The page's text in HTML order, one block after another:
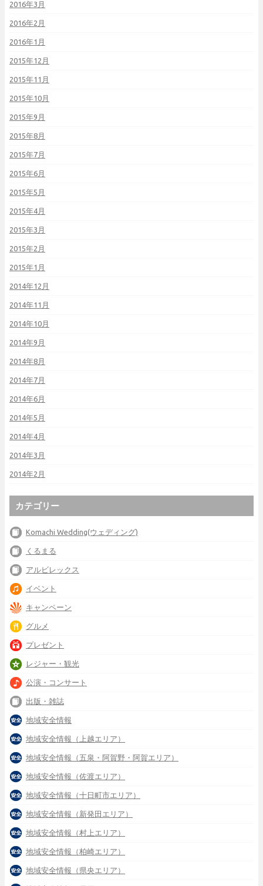
2016年3月
2016年2月
2016年1月
2015年12月
2015年11月
2015年10月
2015年9月
2015年8月
2015年7月
2015年6月
2015年5月
2015年4月
2015年3月
2015年2月
2015年1月
2014年12月
2014年11月
2014年10月
2014年9月
2014年8月
2014年7月
2014年6月
2014年5月
2014年4月
2014年3月
2014年2月
カテゴリー
Komachi Wedding(ウェディング)
くるまる
アルビレックス
イベント
キャンペーン
グルメ
プレゼント
レジャー・観光
公演・コンサート
出版・雑誌
地域安全情報
地域安全情報（上越エリア）
地域安全情報（五泉・阿賀野・阿賀エリア）
地域安全情報（佐渡エリア）
地域安全情報（十日町市エリア）
地域安全情報（新発田エリア）
地域安全情報（村上エリア）
地域安全情報（柏崎エリア）
地域安全情報（県央エリア）